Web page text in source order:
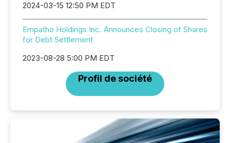
2024-03-15 12:50 PM EDT
Empatho Holdings Inc. Announces Closing of Shares
for Debt Settlement
2023-08-28 5:00 PM EDT
Profil de société